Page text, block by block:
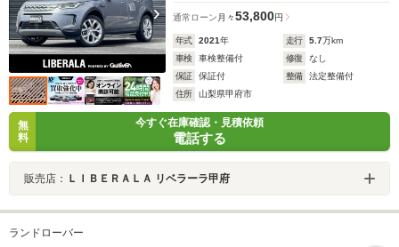
通常ローン 月々53,800円
年式 2021年 走行 5.7万km
車検
車検整備付 修復
なし
保証
保証付 整備
法定整備付
住所
山梨県甲府市
無
料
今すぐ在庫確認・見積依頼
電話する
販売店： ＬＩＢＥＲＡＬＡ リベラーラ甲府
ランドローバー